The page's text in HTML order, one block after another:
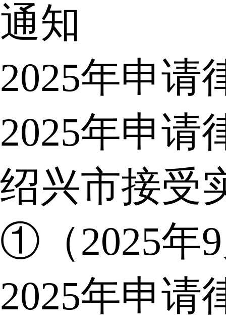
通知
2025年申请
2025年申请
绍兴市接受
①（2025年
2025年申请